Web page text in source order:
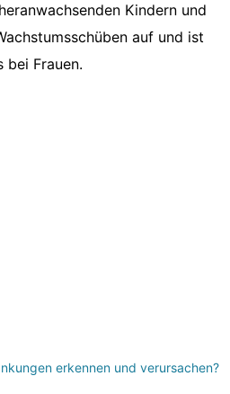
Kindern und
auf und ist
bei Frauen.
erkennen und verursachen?